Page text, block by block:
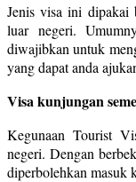
Jenis visa ini dipakai
luar negeri.
diwajibkan untuk
yang dapat anda
Visa kunjungan
Kegunaan Tourist
negeri. Dengan
diperbolehkan masuk